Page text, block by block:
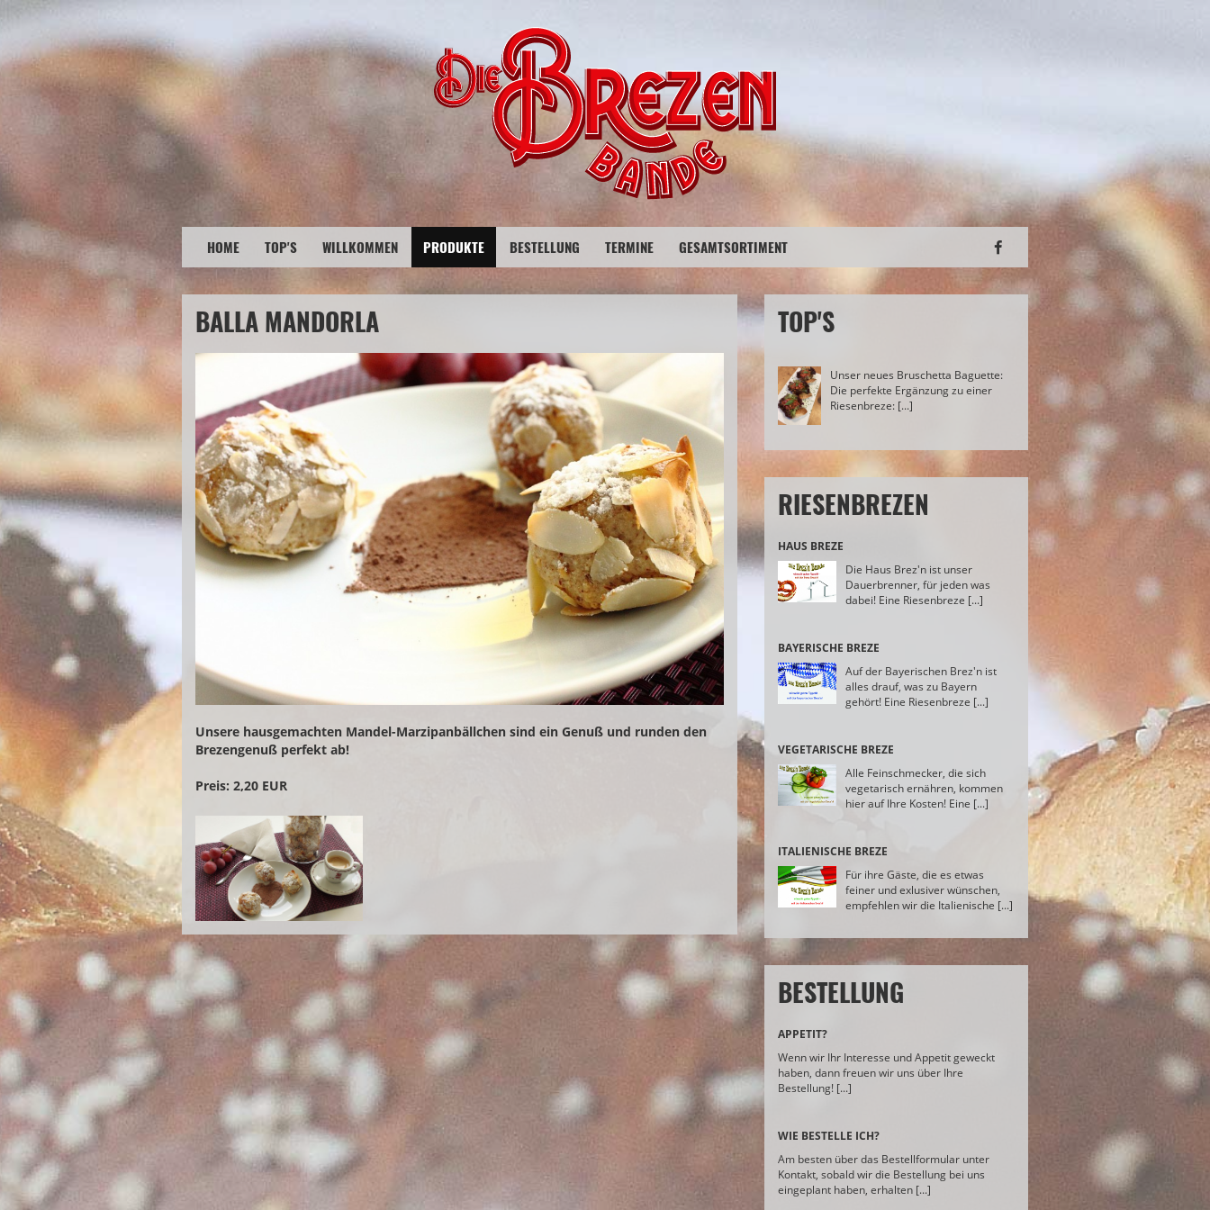
HOME TOP'S WILLKOMMEN PRODUKTE BESTELLUNG TERMINE GESAMTSORTIMENT
BALLA MANDORLA
Unsere hausgemachten Mandel-Marzipanbällchen sind ein Genuß und runden den
Brezengenuß perfekt ab!
Preis: 2,20 EUR
TOP'S
Unser neues Bruschetta Baguette:
Die perfekte Ergänzung zu einer
Riesenbreze: [...]
RIESENBREZEN
HAUS BREZE
Die Haus Brez'n ist unser
Dauerbrenner, für jeden was
dabei! Eine Riesenbreze [...]
BAYERISCHE BREZE
Auf der Bayerischen Brez'n ist
alles drauf, was zu Bayern
gehört! Eine Riesenbreze [...]
VEGETARISCHE BREZE
Alle Feinschmecker, die sich
vegetarisch ernähren, kommen
hier auf Ihre Kosten! Eine [...]
ITALIENISCHE BREZE
Für ihre Gäste, die es etwas
feiner und exlusiver wünschen,
empfehlen wir die Italienische [...]
BESTELLUNG
APPETIT?
Wenn wir Ihr Interesse und Appetit geweckt
haben, dann freuen wir uns über Ihre
Bestellung! [...]
WIE BESTELLE ICH?
Am besten über das Bestellformular unter
Kontakt, sobald wir die Bestellung bei uns
eingeplant haben, erhalten [...]